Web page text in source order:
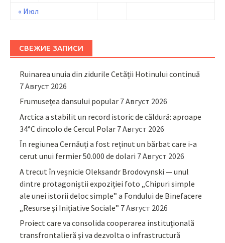
« Июл
СВЕЖИЕ ЗАПИСИ
Ruinarea unuia din zidurile Cetății Hotinului continuă
7 Август 2026
Frumusețea dansului popular 7 Август 2026
Arctica a stabilit un record istoric de căldură: aproape
34°C dincolo de Cercul Polar 7 Август 2026
În regiunea Cernăuți a fost reținut un bărbat care i-a
cerut unui fermier 50.000 de dolari 7 Август 2026
A trecut în veșnicie Oleksandr Brodovynski — unul
dintre protagoniștii expoziției foto „Chipuri simple
ale unei istorii deloc simple” a Fondului de Binefacere
„Resurse și Inițiative Sociale” 7 Август 2026
Proiect care va consolida cooperarea instituțională
transfrontalieră și va dezvolta o infrastructură